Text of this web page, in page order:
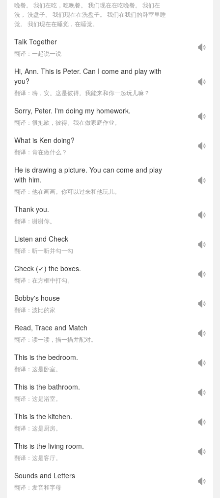
晚餐。 我们在吃，吃晚餐。 我们现在在吃晚餐。 我们在
洗， 洗盘子。 我们现在在洗盘子。 我们在我们的卧室里睡
觉。 我们现在在睡觉，在睡觉。
Talk Together
翻译：一起说一说
Hi, Ann. This is Peter. Can I come and play with
you?
翻译：嗨，安。这是彼得。我能来和你一起玩儿嘛？
Sorry, Peter. I'm doing my homework.
翻译：很抱歉，彼得。我在做家庭作业。
What is Ken doing?
翻译：肯在做什么？
He is drawing a picture. You can come and play
with him.
翻译：他在画画。你可以过来和他玩儿。
Thank you.
翻译：谢谢你。
Listen and Check
翻译：听一听并勾一勾
Check (✓) the boxes.
翻译：在方框中打勾。
Bobby's house
翻译：波比的家
Read, Trace and Match
翻译：读一读，描一描并配对。
This is the bedroom.
翻译：这是卧室。
This is the bathroom.
翻译：这是浴室。
This is the kitchen.
翻译：这是厨房。
This is the living room.
翻译：这是客厅。
Sounds and Letters
翻译：发音和字母